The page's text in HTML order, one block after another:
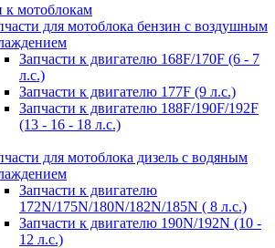
к мотоблокам
для мотоблока бензин с воздушным
Запчасти к двигателю 168F/170F (6 - 7
л.с.)
Запчасти к двигателю 177F (9 л.с.)
Запчасти к двигателю 188F/190F/192F
(13 - 16 - 18 л.с.)
для мотоблока дизель с водяным
Запчасти к двигателю
172N/175N/180N/182N/185N ( 8 л.с.)
Запчасти к двигателю 190N/192N (10 -
12 л.с.)